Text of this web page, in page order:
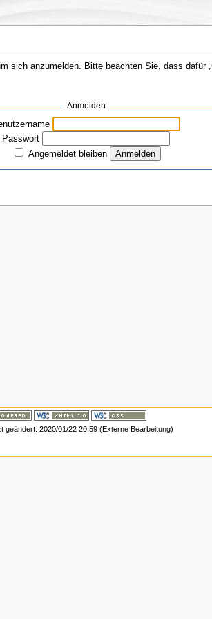
sich anzumelden. Bitte beachten Sie, dass dafür
Anmelden
Passwort
Angemeldet bleiben
geändert: 2020/01/22 20:59 (Externe Bearbeitung)